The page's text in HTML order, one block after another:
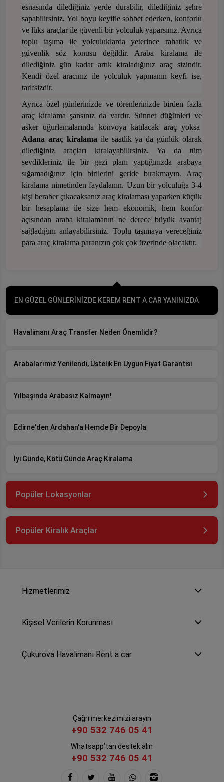
esnasında dilediğiniz yerde durabilir, dilediğiniz şehre
sapabilirsiniz. Yol boyu keyifle sohbet ederken, konforlu
ve lüks araçlar ile güvenli bir yolculuk yaparsınız. Ayrıca
toplu taşıma ile yolculuklarda yeterince rahatlık ve
güvenlik söz konusu değildir. Araba kiralama ile
dilediğiniz gün kadar artık kiraladığınız araç sizindir.
Kendi özel aracınız ile yolculuk yapmanın keyfi ise,
tarifsizdir.
Ayrıca özel günlerinizde ve törenlerinizde birden fazla
araç kiralama şansınız da vardır. Sünnet düğünleri ve
asker uğurlamalarında konvoya katılacak araç yoksa
Adana araç kiralamaile saatlik ya da günlük olarak
dilediğiniz araçları kiralayabilirsiniz. Ya da tüm
sevdikleriniz ile bir gezi planı yaptığınızda arabaya
sığamadığınız için birilerini geride bırakmayın. Araç
kiralama nimetinden faydalanın. Uzun bir yolculuğa 3-4
kişi beraber çıkacaksanız araç kiralaması yaparken küçük
bir hesaplama ile size hem ekonomik, hem konfor
açısından araba kiralamanın ne derece büyük avantaj
sağladığını anlayabilirsiniz. Toplu taşımaya vereceğiniz
para araç kiralama paranızın çok çok üzerinde olacaktır.
EN GÜZEL GÜNLERİNİZDE KEREM RENT A CAR YANINIZDA
Havalimanı Araç Transfer Neden Önemlidir?
Arabalarımız Yenilendi, Üstelik En Uygun Fiyat Garantisi
Yılbaşında Arabasız Kalmayın!
Edirne'den Ardahan'a Hemde Bir Depoyla
İyi Günde, Kötü Günde Araç Kiralama
Popüler Lokasyonlar
Popüler Kiralık Araçlar
Hizmetlerimiz
Kişisel Verilerin Korunması
Çukurova Havalimanı Rent a car
Çağrı merkezimizi arayın
+90 532 746 05 41
Whatsapp'tan destek alın
+90 532 746 05 41